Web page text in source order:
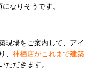
なりそうです。
現場をご案内して、アイ
、 神栖店がこれまで建築
ただきます。